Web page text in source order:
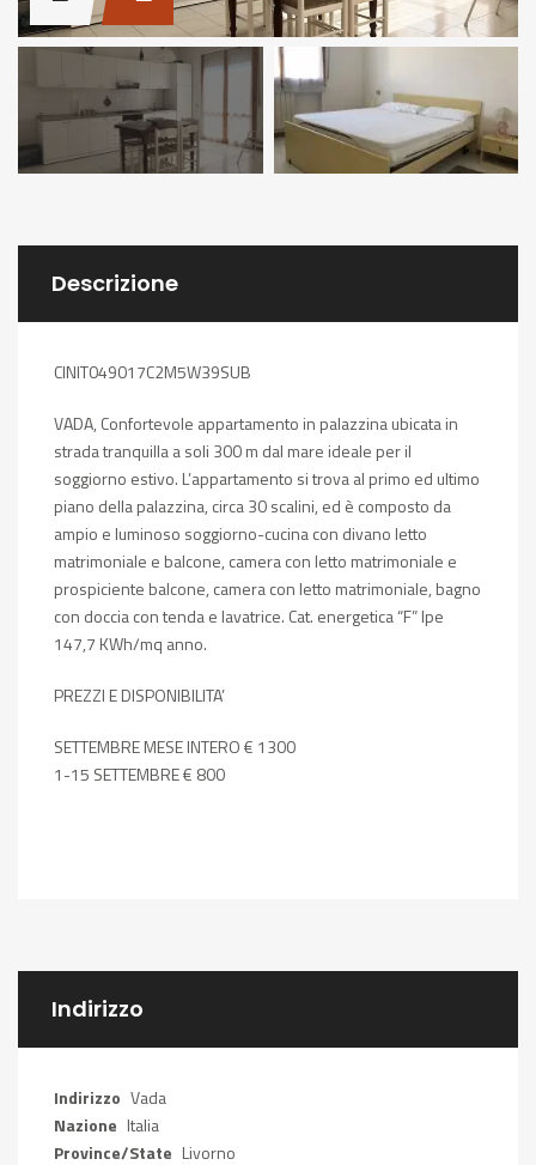
Descrizione
CINIT049017C2M5W39SUB
VADA, Confortevole appartamento in palazzina ubicata in
strada tranquilla a soli 300 m dal mare ideale per il
soggiorno estivo. L’appartamento si trova al primo ed ultimo
piano della palazzina, circa 30 scalini, ed è composto da
ampio e luminoso soggiorno-cucina con divano letto
matrimoniale e balcone, camera con letto matrimoniale e
prospiciente balcone, camera con letto matrimoniale, bagno
con doccia con tenda e lavatrice. Cat. energetica “F” Ipe
147,7 KWh/mq anno.
PREZZI E DISPONIBILITA’
SETTEMBRE MESE INTERO € 1300
1-15 SETTEMBRE € 800
Indirizzo
Indirizzo Vada
Nazione Italia
Province/State Livorno